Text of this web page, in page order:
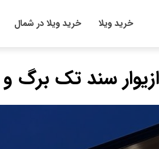
خرید ویلا خرید ویلا در شمال
سند تک برگ